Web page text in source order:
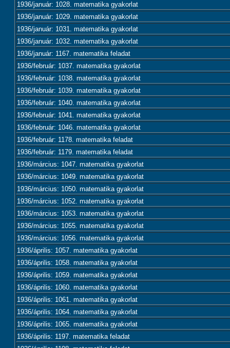
1936/január: 1028. matematika gyakorlat
1936/január: 1029. matematika gyakorlat
1936/január: 1031. matematika gyakorlat
1936/január: 1032. matematika gyakorlat
1936/január: 1167. matematika feladat
1936/február: 1037. matematika gyakorlat
1936/február: 1038. matematika gyakorlat
1936/február: 1039. matematika gyakorlat
1936/február: 1040. matematika gyakorlat
1936/február: 1041. matematika gyakorlat
1936/február: 1046. matematika gyakorlat
1936/február: 1178. matematika feladat
1936/február: 1179. matematika feladat
1936/március: 1047. matematika gyakorlat
1936/március: 1049. matematika gyakorlat
1936/március: 1050. matematika gyakorlat
1936/március: 1052. matematika gyakorlat
1936/március: 1053. matematika gyakorlat
1936/március: 1055. matematika gyakorlat
1936/március: 1056. matematika gyakorlat
1936/április: 1057. matematika gyakorlat
1936/április: 1058. matematika gyakorlat
1936/április: 1059. matematika gyakorlat
1936/április: 1060. matematika gyakorlat
1936/április: 1061. matematika gyakorlat
1936/április: 1064. matematika gyakorlat
1936/április: 1065. matematika gyakorlat
1936/április: 1197. matematika feladat